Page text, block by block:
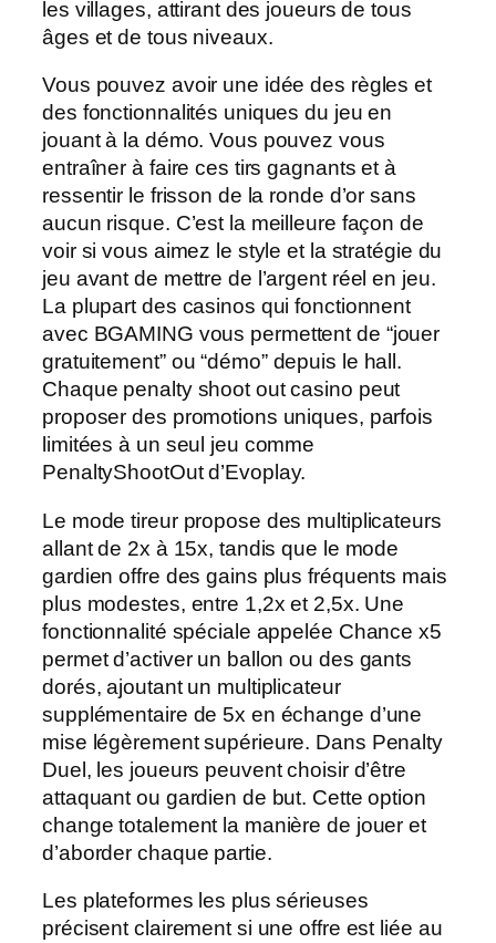
les villages, attirant des joueurs de tous
âges et de tous niveaux.
Vous pouvez avoir une idée des règles et
des fonctionnalités uniques du jeu en
jouant à la démo. Vous pouvez vous
entraîner à faire ces tirs gagnants et à
ressentir le frisson de la ronde d’or sans
aucun risque. C’est la meilleure façon de
voir si vous aimez le style et la stratégie du
jeu avant de mettre de l’argent réel en jeu.
La plupart des casinos qui fonctionnent
avec BGAMING vous permettent de “jouer
gratuitement” ou “démo” depuis le hall.
Chaque penalty shoot out casino peut
proposer des promotions uniques, parfois
limitées à un seul jeu comme
PenaltyShootOut d’Evoplay.
Le mode tireur propose des multiplicateurs
allant de 2x à 15x, tandis que le mode
gardien offre des gains plus fréquents mais
plus modestes, entre 1,2x et 2,5x. Une
fonctionnalité spéciale appelée Chance x5
permet d’activer un ballon ou des gants
dorés, ajoutant un multiplicateur
supplémentaire de 5x en échange d’une
mise légèrement supérieure. Dans Penalty
Duel, les joueurs peuvent choisir d’être
attaquant ou gardien de but. Cette option
change totalement la manière de jouer et
d’aborder chaque partie.
Les plateformes les plus sérieuses
précisent clairement si une offre est liée au